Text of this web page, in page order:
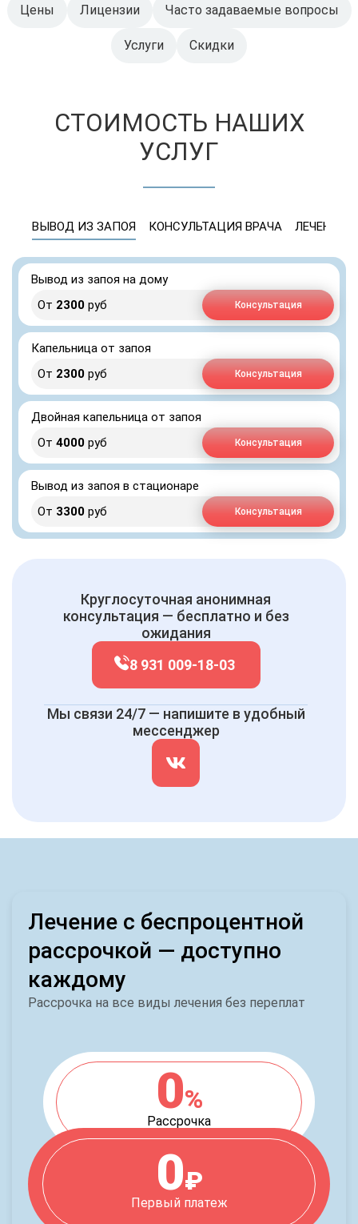
Цены Лицензии Часто задаваемые вопросы
Услуги Скидки
СТОИМОСТЬ НАШИХ
УСЛУГ
ВЫВОД ИЗ ЗАПОЯ КОНСУЛЬТАЦИЯ ВРАЧА ЛЕЧЕНИЕ
Вывод из запоя на дому
От 2300 руб Консультация
Капельница от запоя
От 2300 руб Консультация
Двойная капельница от запоя
От 4000 руб Консультация
Вывод из запоя в стационаре
От 3300 руб Консультация
Круглосуточная анонимная
консультация — бесплатно и без
ожидания
8 931 009-18-03
Мы связи 24/7 — напишите в удобный
мессенджер
Лечение с беспроцентной
рассрочкой — доступно
каждому
Рассрочка на все виды лечения без переплат
0%
Рассрочка
0₽
Первый платеж